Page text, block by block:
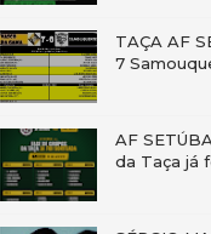
TAÇA AF
7
AF
da Taça já